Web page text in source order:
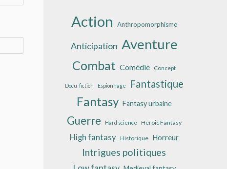
Action Anthropomorphisme
Anticipation Aventure
Combat Comédie Concept
Docu-fiction Espionnage Fantastique
Fantasy Fantasy urbaine
Guerre Hard science Heroic Fantasy
High fantasy Historique Horreur
Intrigues politiques